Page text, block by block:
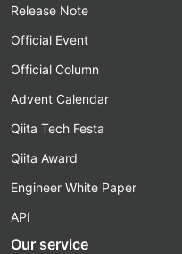
Release Note
Official Event
Official Column
Advent Calendar
Qiita Tech Festa
Qiita Award
Engineer White Paper
API
Our service